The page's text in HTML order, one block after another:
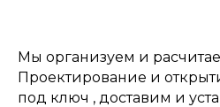
Мы организуем и
Проектирование и
под ключ , доставим и